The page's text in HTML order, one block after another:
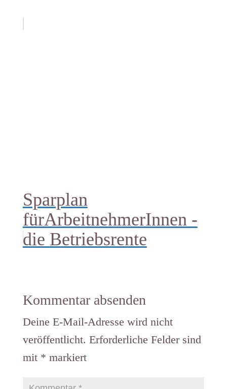
Sparplan
fürArbeitnehmerInnen -
die Betriebsrente
Kommentar absenden
Deine E-Mail-Adresse wird nicht
veröffentlicht. Erforderliche Felder sind
mit * markiert